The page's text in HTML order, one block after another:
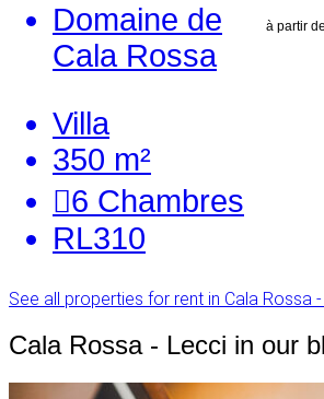
à partir
Domaine de
Cala Rossa
Villa
350 m²
6 Chambres
RL310
See all properties for rent in Cala Rossa
Cala Rossa - Lecci in our